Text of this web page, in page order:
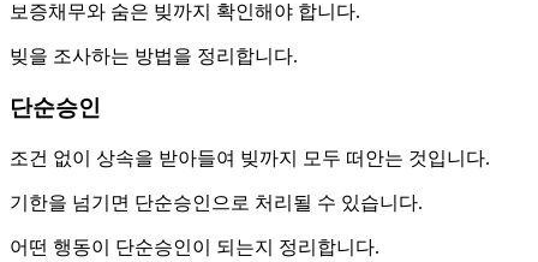
보증채무와 숨은 빚까지 확인해야 합니다.
빚을 조사하는 방법을 정리합니다.
단순승인
조건 없이 상속을 받아들여 빚까지 모두 떠안는 것입니다.
기한을 넘기면 단순승인으로 처리될 수 있습니다.
어떤 행동이 단순승인이 되는지 정리합니다.